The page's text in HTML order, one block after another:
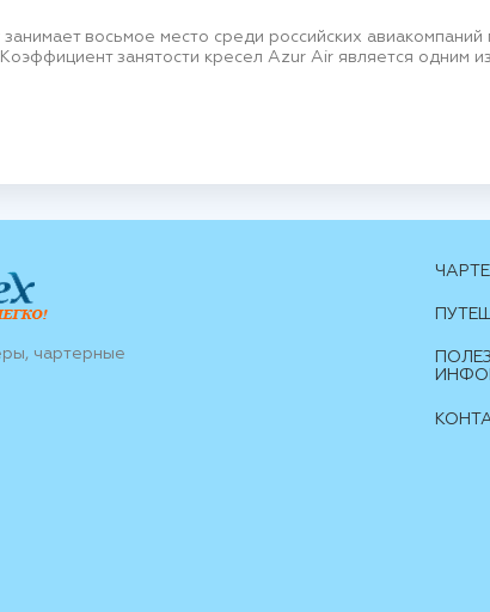
восьмое место среди российских
занятости кресел Azur Air является одним
чартерные